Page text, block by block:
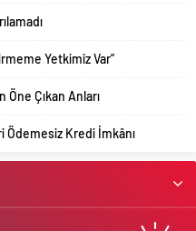
Yetkimiz Var”
Öne Çıkan Anları
Ödemesiz Kredi İmkânı